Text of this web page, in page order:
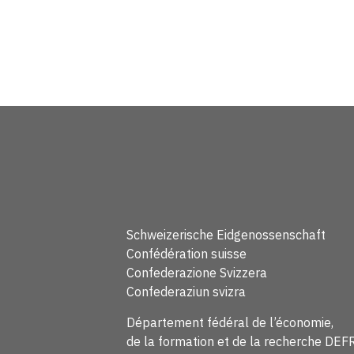
Schweizerische Eidgenossenschaft
Confédération suisse
Confederazione Svizzera
Confederaziun svizra
Département fédéral de l’économie,
de la formation et de la recherche